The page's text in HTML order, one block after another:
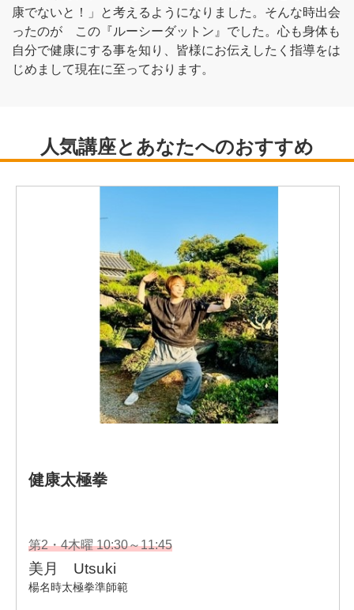
康でないと！」と考えるようになりました。そんな時出会
ったのが この『ルーシーダットン』でした。心も身体も
自分で健康にする事を知り、皆様にお伝えしたく指導をは
じめまして現在に至っております。